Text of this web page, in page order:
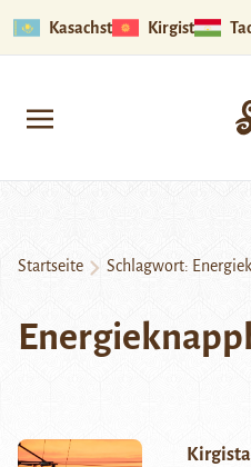
Kasachstan Kirgistan
Startseite Schlagwort: